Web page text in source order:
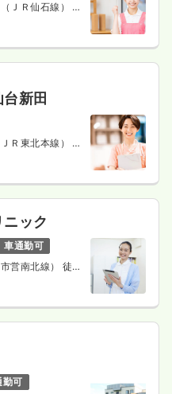
ＪＲ仙石線） 徒
新田
Ｒ東北本線） 徒
ック
車通勤可
営南北線） 徒歩
勤可